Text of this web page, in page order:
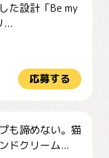
た設計「Be my
...
応募する
も諦めない。猫
ドクリーム...